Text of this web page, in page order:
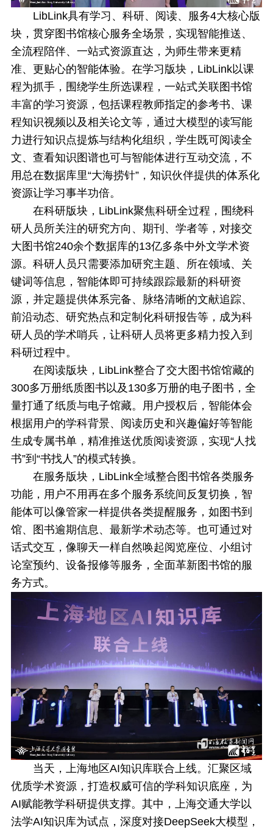
LibLink具有学习、科研、阅读、服务4大核心版
块，贯穿图书馆核心服务全场景，实现智能推送、
全流程陪伴、一站式资源直达，为师生带来更精
准、更贴心的智能体验。在学习版块，LibLink以课
程为抓手，围绕学生所选课程，一站式关联图书馆
丰富的学习资源，包括课程教师指定的参考书、课
程知识视频以及相关论文等，通过大模型的读写能
力进行知识点提炼与结构化组织，学生既可阅读全
文、查看知识图谱也可与智能体进行互动交流，不
用总在数据库里“大海捞针”，知识伙伴提供的体系化
资源让学习事半功倍。
在科研版块，LibLink聚焦科研全过程，围绕科
研人员所关注的研究方向、期刊、学者等，对接交
大图书馆240余个数据库的13亿多条中外文学术资
源。科研人员只需要添加研究主题、所在领域、关
键词等信息，智能体即可持续跟踪最新的科研资
源，并定题提供体系完备、脉络清晰的文献追踪、
前沿动态、研究热点和定制化科研报告等，成为科
研人员的学术哨兵，让科研人员将更多精力投入到
科研过程中。
在阅读版块，LibLink整合了交大图书馆馆藏的
300多万册纸质图书以及130多万册的电子图书，全
量打通了纸质与电子馆藏。用户授权后，智能体会
根据用户的学科背景、阅读历史和兴趣偏好等智能
生成专属书单，精准推送优质阅读资源，实现“人找
书”到“书找人”的模式转换。
在服务版块，LibLink全域整合图书馆各类服务
功能，用户不用再在多个服务系统间反复切换，智
能体可以像管家一样提供各类提醒服务，如图书到
馆、图书逾期信息、最新学术动态等。也可通过对
话式交互，像聊天一样自然唤起阅览座位、小组讨
论室预约、设备报修等服务，全面革新图书馆的服
务方式。
当天，上海地区AI知识库联合上线。汇聚区域
优质学术资源，打造权威可信的学科知识底座，为
AI赋能教学科研提供支撑。其中，上海交通大学以
法学AI知识库为试点，深度对接DeepSeek大模型，